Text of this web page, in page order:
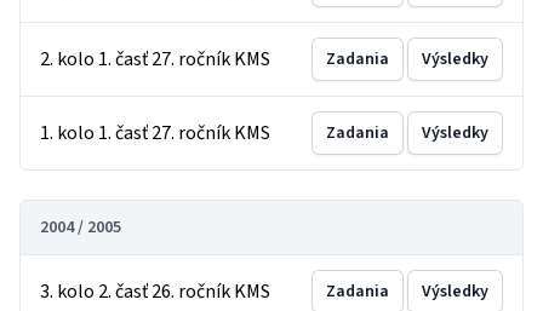
2. kolo 1. časť 27. ročník KMS Zadania Výsledky
1. kolo 1. časť 27. ročník KMS Zadania Výsledky
2004 / 2005
3. kolo 2. časť 26. ročník KMS Zadania Výsledky